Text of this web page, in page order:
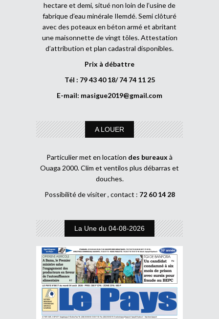
hectare et demi, situé non loin de l’usine de
fabrique d’eau minérale Ilemdé. Semi clôturé
avec des poteaux en béton armé et abritant
une maisonnette de vingt tôles. Attestation
d’attribution et plan cadastral disponibles.
Prix à débattre
Tél : 79 43 40 18/ 74 74 11 25
E-mail: masigue2019@gmail.com
A LOUER
Particulier met en location des bureaux à
Ouaga 2000. Clim et ventilos plus débarras et
douches.
Possibilité de visiter , contact : 72 60 14 28
La Une du 04-08-2026